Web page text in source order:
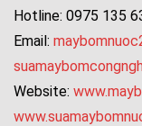
Hotline: 0975 135
Email:
Website: